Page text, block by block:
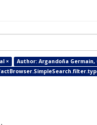
× Author: Argandoña Germain,